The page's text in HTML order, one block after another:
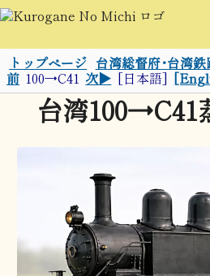
トップページ 台湾総督府･台湾
前 100→C41 次▶ [日本語]
台湾100→C41